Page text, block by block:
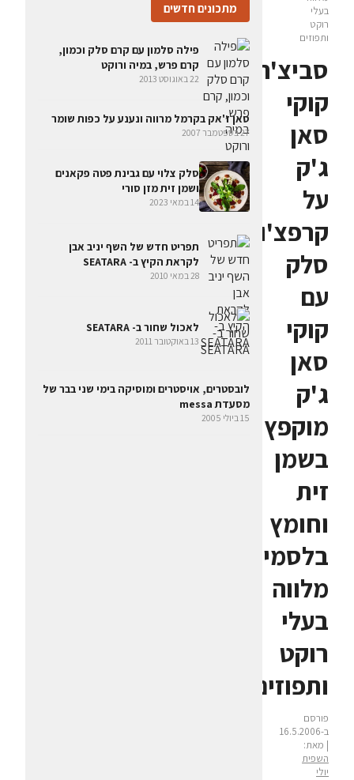
בעלי
רוקט
ותפוזים
סביצ'ה
קוקי
סאן
ג'ק
על
קרפצ'ו
סלק
עם
קוקי
סאן
ג'ק
מוקפץ
בשמן
זית
וחומץ
בלסמי,
מלווה
בעלי
רוקט
ותפוזים
פורסם
ב-16.5.2006
| מאת:
השפית
יולי
מתכונים חדשים
פילה סלמון עם קרם סלק וכמון,
קרם פרש, במיה ורוקט
22 באוגוסט 2013
סאן ז'אק בקרמל מרווה ונענע על כפות שומר
27 בספטמבר 2007
סלק צלוי עם גבינת פטה פקאנים
ושמן זית מזן סורי
14 במאי 2023
תפריט חדש של השף יניב אבן
לקראת הקיץ ב- SEATARA
28 במאי 2010
לאכול שחור ב- SEATARA
13 באוקטובר 2011
לובסטרים, אויסטרים ומוסיקה בימי שני בבר של
מסעדת messa
15 ביולי 2005